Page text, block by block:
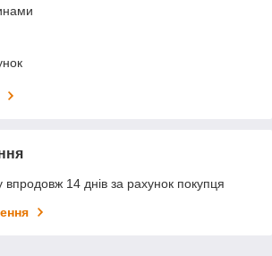
14 днів за рахунок покупця